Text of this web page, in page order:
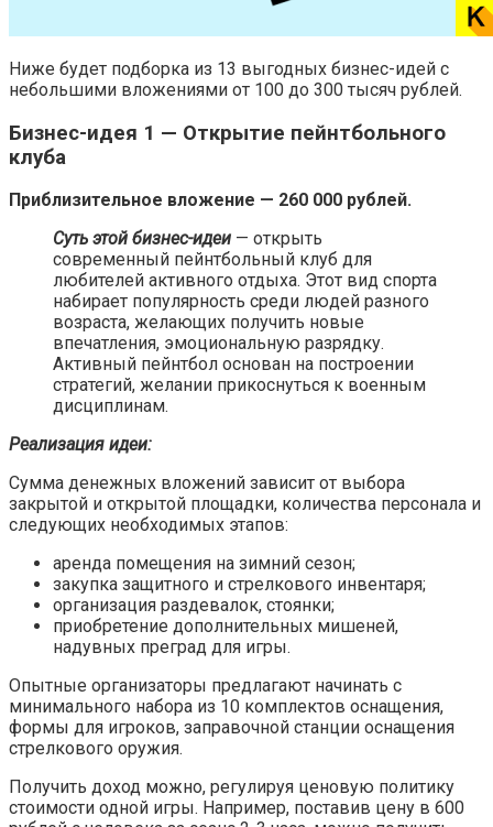
Ниже будет подборка из 13 выгодных бизнес-идей с
небольшими вложениями от 100 до 300 тысяч рублей.
Бизнес-идея 1 — Открытие пейнтбольного
клуба
Приблизительное вложение — 260 000 рублей.
Суть этой бизнес-идеи — открыть
современный пейнтбольный клуб для
любителей активного отдыха. Этот вид спорта
набирает популярность среди людей разного
возраста, желающих получить новые
впечатления, эмоциональную разрядку.
Активный пейнтбол основан на построении
стратегий, желании прикоснуться к военным
дисциплинам.
Реализация идеи:
Сумма денежных вложений зависит от выбора
закрытой и открытой площадки, количества персонала и
следующих необходимых этапов:
аренда помещения на зимний сезон;
закупка защитного и стрелкового инвентаря;
организация раздевалок, стоянки;
приобретение дополнительных мишеней,
надувных преград для игры.
Опытные организаторы предлагают начинать с
минимального набора из 10 комплектов оснащения,
формы для игроков, заправочной станции оснащения
стрелкового оружия.
Получить доход можно, регулируя ценовую политику
стоимости одной игры. Например, поставив цену в 600